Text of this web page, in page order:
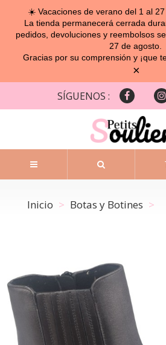
☀️ Vacaciones de verano del 1 al 27
La tienda permanecerá cerrada
pedidos, devoluciones y reembolsos
27 de agosto.
Gracias por su comprensión y ¡que
×
SÍGUENOS :
Inicio Botas y Botines